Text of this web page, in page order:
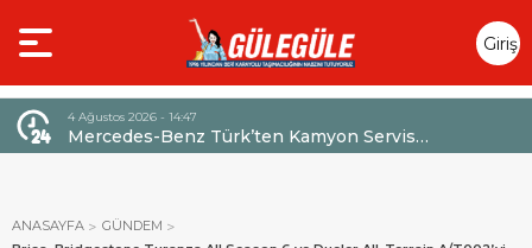
Giriş
Yap
4 Ağustos 2026 - 14:47
Mercedes-Benz Türk’ten Kamyon Servis
Sözleşmelerinde 36 Aya Varan Taksit İmkânı
ANASAYFA
GÜNDEM